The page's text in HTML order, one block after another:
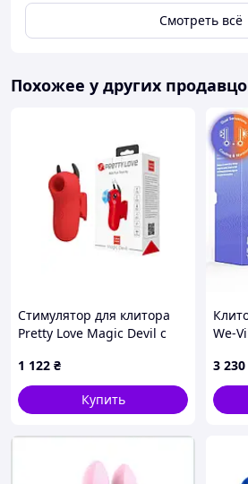
Смотреть всё
Похожее у других
Стимулятор для клитора
Pretty Love Magic Devil с
электростимуляцией,
красный, 6.9 см
1 122 ₴
Купить
We-
3 230